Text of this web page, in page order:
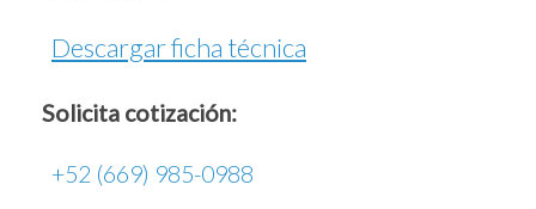
Descargar ficha técnica
Solicita cotización:
+52 (669) 985-0988